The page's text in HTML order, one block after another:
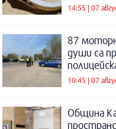
14:55 | 07
87
души са
10:45 | 07
Община